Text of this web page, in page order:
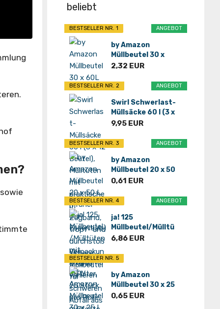
beliebt
ANGEBOT
BESTSELLER NR. 1
by Amazon
Müllbeutel 30 x
60L*
2,32 EUR
ANGEBOT
BESTSELLER NR. 2
Swirl Schwerlast-
Müllsäcke 60 l (3 x
12 Beutel...
9,95 EUR
ANGEBOT
BESTSELLER NR. 3
by Amazon
Müllbeutel 20 x 50
L (Früher Our...
0,61 EUR
ANGEBOT
BESTSELLER NR. 4
ja! 125
Müllbeutel/Mülltü
ten mit
6,86 EUR
BESTSELLER NR. 5
by Amazon
Müllbeutel 30 x 25
L (Früher Our...
0,65 EUR